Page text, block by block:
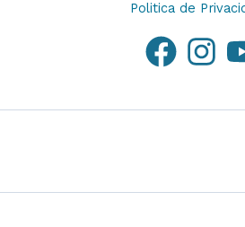
Politica de